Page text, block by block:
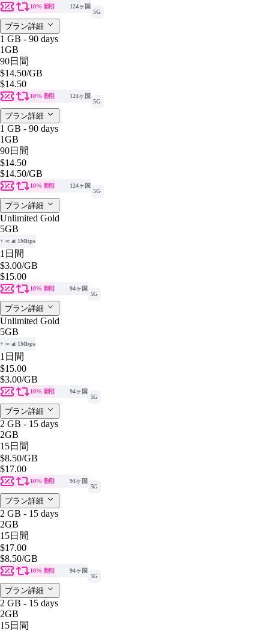
10% 割引
124ヶ国
5G
プラン詳細
1 GB - 90 days
1GB
90日間
$14.50/GB
$14.50
10% 割引
124ヶ国
5G
プラン詳細
1 GB - 90 days
1GB
90日間
$14.50
$14.50/GB
10% 割引
124ヶ国
5G
プラン詳細
Unlimited Gold
5GB
+ ∞ at 1Mbps
1日間
$3.00/GB
$15.00
10% 割引
94ヶ国
5G
プラン詳細
Unlimited Gold
5GB
+ ∞ at 1Mbps
1日間
$15.00
$3.00/GB
10% 割引
94ヶ国
5G
プラン詳細
2 GB - 15 days
2GB
15日間
$8.50/GB
$17.00
10% 割引
94ヶ国
5G
プラン詳細
2 GB - 15 days
2GB
15日間
$17.00
$8.50/GB
10% 割引
94ヶ国
5G
プラン詳細
2 GB - 15 days
2GB
15日間